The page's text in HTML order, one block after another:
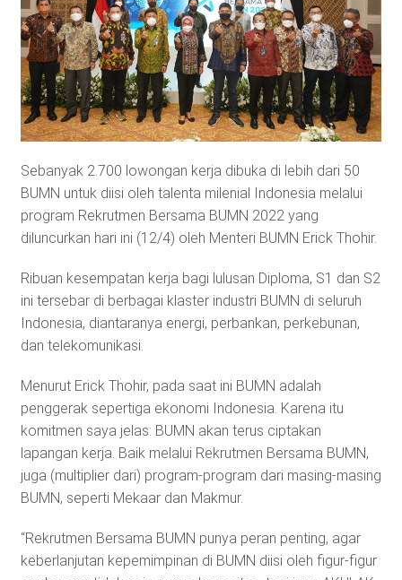
Sebanyak 2.700 lowongan kerja dibuka di lebih dari 50
BUMN untuk diisi oleh talenta milenial Indonesia melalui
program Rekrutmen Bersama BUMN 2022 yang
diluncurkan hari ini (12/4) oleh Menteri BUMN Erick Thohir.
Ribuan kesempatan kerja bagi lulusan Diploma, S1 dan S2
ini tersebar di berbagai klaster industri BUMN di seluruh
Indonesia, diantaranya energi, perbankan, perkebunan,
dan telekomunikasi.
Menurut Erick Thohir, pada saat ini BUMN adalah
penggerak sepertiga ekonomi Indonesia. Karena itu
komitmen saya jelas: BUMN akan terus ciptakan
lapangan kerja. Baik melalui Rekrutmen Bersama BUMN,
juga (multiplier dari) program-program dari masing-masing
BUMN, seperti Mekaar dan Makmur.
“Rekrutmen Bersama BUMN punya peran penting, agar
keberlanjutan kepemimpinan di BUMN diisi oleh figur-figur